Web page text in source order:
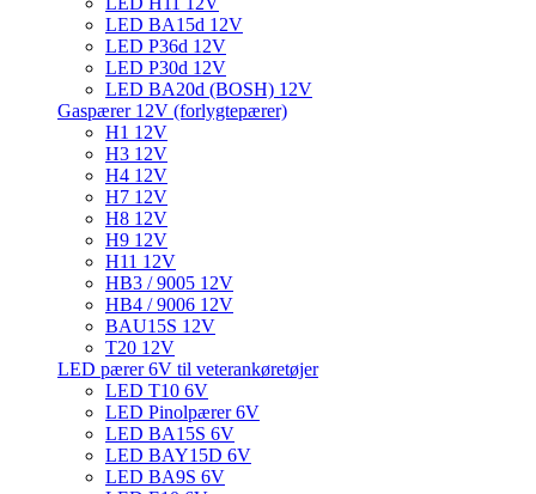
LED BA15d 12V
LED P36d 12V
LED P30d 12V
LED BA20d (BOSH) 12V
Gaspærer 12V (forlygtepærer)
H1 12V
H3 12V
H4 12V
H7 12V
H8 12V
H9 12V
H11 12V
HB3 / 9005 12V
HB4 / 9006 12V
BAU15S 12V
T20 12V
LED pærer 6V til veterankøretøjer
LED T10 6V
LED Pinolpærer 6V
LED BA15S 6V
LED BAY15D 6V
LED BA9S 6V